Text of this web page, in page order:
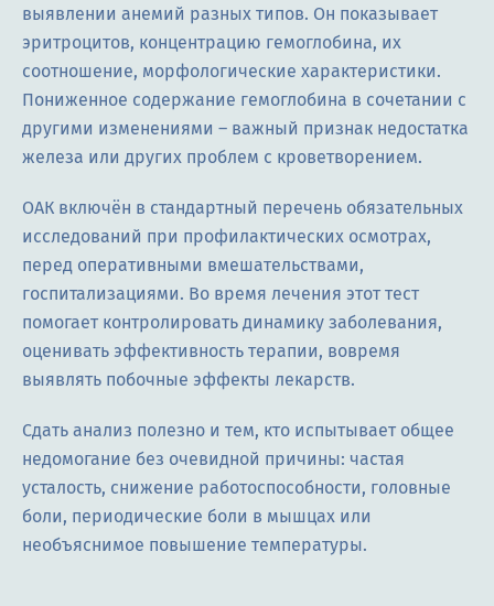
выявлении анемий разных типов. Он показывает
эритроцитов, концентрацию гемоглобина, их
соотношение, морфологические характеристики.
Пониженное содержание гемоглобина в сочетании с
другими изменениями – важный признак недостатка
железа или других проблем с кроветворением.
ОАК включён в стандартный перечень обязательных
исследований при профилактических осмотрах,
перед оперативными вмешательствами,
госпитализациями. Во время лечения этот тест
помогает контролировать динамику заболевания,
оценивать эффективность терапии, вовремя
выявлять побочные эффекты лекарств.
Сдать анализ полезно и тем, кто испытывает общее
недомогание без очевидной причины: частая
усталость, снижение работоспособности, головные
боли, периодические боли в мышцах или
необъяснимое повышение температуры.